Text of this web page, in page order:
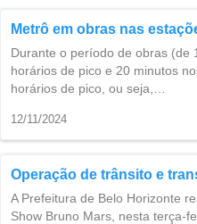
Metrô em obras nas
Durante o período de obras (de
horários de pico e 20 minutos
horários de pico, ou seja,…
12/11/2024
Operação de trânsito e
A Prefeitura de Belo Horizonte
Show Bruno Mars, nesta terça-